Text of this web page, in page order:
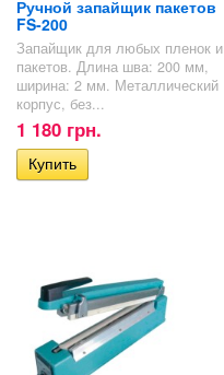
Ручной запайщик пакетов
FS-200
Запайщик для любых пленок и
пакетов. Длина шва: 200 мм,
ширина: 2 мм. Металлический
корпус, без...
1 180 грн.